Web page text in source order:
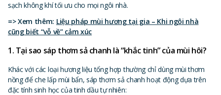
sạch không khí tối ưu cho mọi ngôi nhà.
=> Xem thêm: Liệu pháp mùi hương tại gia – Khi ngôi nhà
cũng biết “vỗ về” cảm xúc
1. Tại sao sáp thơm sả chanh là “khắc tinh” của mùi hôi?
Khác với các loại hương liệu tổng hợp thường chỉ dùng mùi thơm
nồng để che lấp mùi bẩn, sáp thơm sả chanh hoạt động dựa trên
đặc tính sinh học của tinh dầu tự nhiên: